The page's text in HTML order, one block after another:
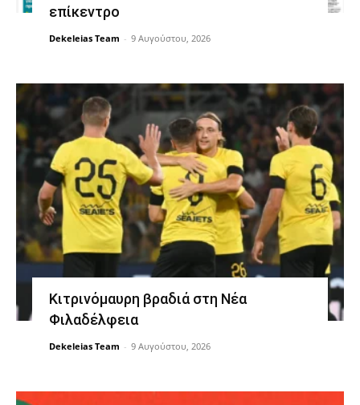
επίκεντρο
Dekeleias Team - 9 Αυγούστου, 2026
Κιτρινόμαυρη βραδιά στη Νέα
Φιλαδέλφεια
Dekeleias Team - 9 Αυγούστου, 2026